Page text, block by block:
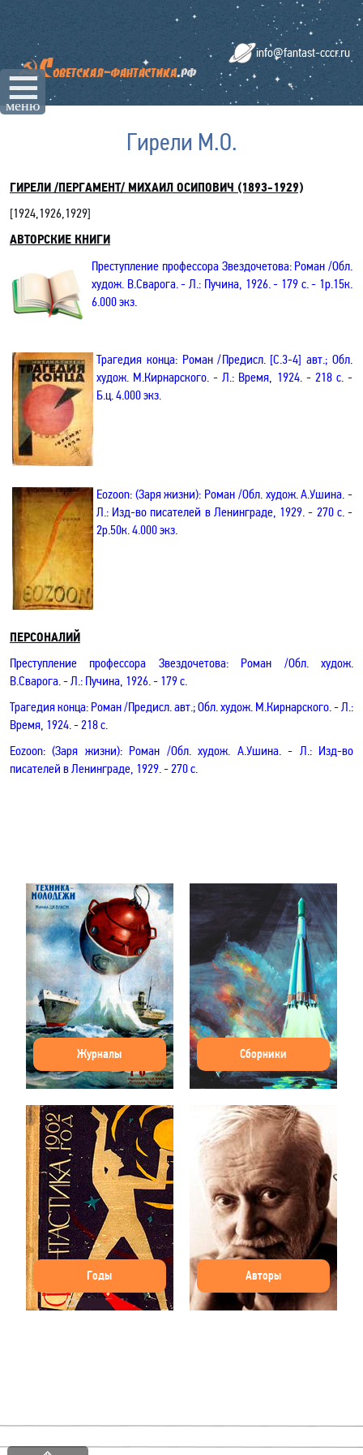
☰
меню
info@fantast-cccr.ru
Гирели М.О.
ГИРЕЛИ /ПЕРГАМЕНТ/ МИХАИЛ ОСИПОВИЧ (1893-1929)
[1924,1926,1929]
АВТОРСКИЕ КНИГИ
Преступление профессора Звездочетова: Роман /Обл.
худож. В.Сварога.- Л.: Пучина, 1926.- 179с. - 1р.15к.
6.000 экз.
Трагедия конца: Роман /Предисл. [С.3-4] авт.; Обл.
худож. М.Кирнарского. - Л.: Время, 1924.- 218с. -
Б.ц. 4.000 экз.
Eozoon: (Заря жизни): Роман /Обл. худож. А.Ушина. -
Л.: Изд-вo писателей в Ленинграде, 1929. - 270 с. -
2р.50к. 4.000 экз.
ПЕРСОНАЛИЙ
Преступление профессора Звездочетова: Роман /Обл. худож.
В.Сварога.-Л.: Пучина, 1926.- 179с.
Трагедия конца: Роман/Предисл. авт.;Обл. худож. М.Кирнарского.-Л.:
Время, 1924.- 218с.
Eozoon: (Заря жизни): Роман /Обл. худож. А.Ушина.- Л.: Изд-вo
писателей в Ленинграде, 1929.- 270с.
Журналы Сборники
Годы Авторы